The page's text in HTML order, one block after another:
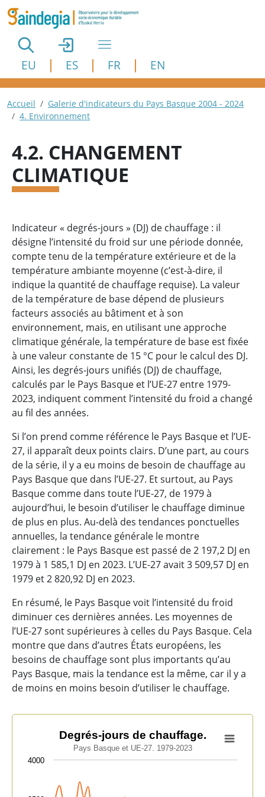
Aller au contenu principal
EU ES FR EN
Fil d'Ariane
Accueil
Galerie d'indicateurs du Pays Basque 2004 - 2024
4. Environnement
4.2. CHANGEMENT
CLIMATIQUE
Indicateur « degrés-jours » (DJ) de chauffage : il
désigne l’intensité du froid sur une période donnée,
compte tenu de la température extérieure et de la
température ambiante moyenne (c’est-à-dire, il
indique la quantité de chauffage requise). La valeur
de la température de base dépend de plusieurs
facteurs associés au bâtiment et à son
environnement, mais, en utilisant une approche
climatique générale, la température de base est fixée
à une valeur constante de 15 °C pour le calcul des DJ.
Ainsi, les degrés-jours unifiés (DJ) de chauffage,
calculés par le Pays Basque et l’UE-27 entre 1979-
2023, indiquent comment l’intensité du froid a changé
au fil des années.
Si l’on prend comme référence le Pays Basque et l’UE-
27, il apparaît deux points clairs. D’une part, au cours
de la série, il y a eu moins de besoin de chauffage au
Pays Basque que dans l’UE-27. Et surtout, au Pays
Basque comme dans toute l’UE-27, de 1979 à
aujourd’hui, le besoin d’utiliser le chauffage diminue
de plus en plus. Au-delà des tendances ponctuelles
annuelles, la tendance générale le montre
clairement : le Pays Basque est passé de 2 197,2 DJ en
1979 à 1 585,1 DJ en 2023. L’UE-27 avait 3 509,57 DJ en
1979 et 2 820,92 DJ en 2023.
En résumé, le Pays Basque voit l’intensité du froid
diminuer ces dernières années. Les moyennes de
l’UE-27 sont supérieures à celles du Pays Basque. Cela
montre que dans d’autres États européens, les
besoins de chauffage sont plus importants qu’au
Pays Basque, mais la tendance est la même, car il y a
de moins en moins besoin d’utiliser le chauffage.
Degrés-jours de chauffage.
Line chart with 2 lines.
Pays Basque et UE-27. 1979-2023
View as data table, Degrés-jours de chauffage.
Degrés-jours de chauffage.
Pays Basque et UE-27. 1979-2023
4000